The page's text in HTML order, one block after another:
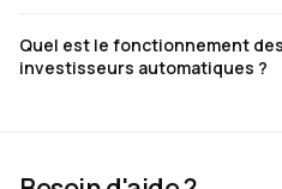
Quel est le fonctionnement
investisseurs automatiques ?